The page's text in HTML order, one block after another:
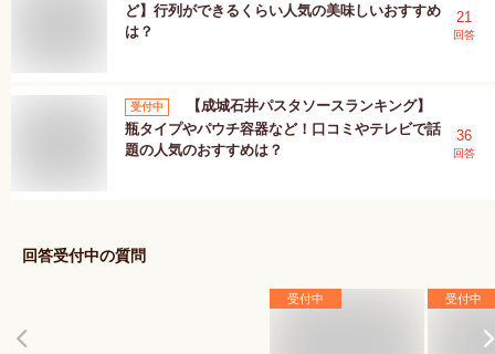
ど】行列ができるくらい人気の美味しいおすすめ
は？
21
回答
受付中
【成城石井パスタソースランキング】
瓶タイプやパウチ容器など！口コミやテレビで話
題の人気のおすすめは？
36
回答
回答受付中の質問
受付中 受付中